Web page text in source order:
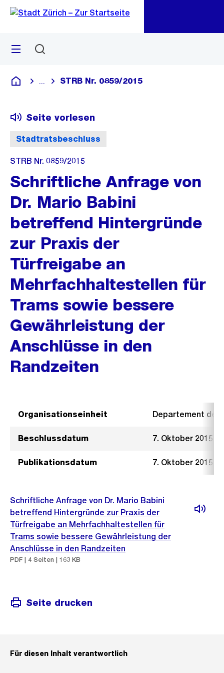
Navigation
Sprunglink
Menü
Deutsch
Blende alle Breadcrumbs ein
STRB Nr. 0859/2015
Stadtratsbeschluss
Seite vorlesen
STRB Nr. 0859/2015
Schriftliche Anfrage von
Dr. Mario Babini
betreffend Hintergründe
zur Praxis der
Türfreigabe an
Mehrfachhaltestellen für
Trams sowie bessere
Gewährleistung der
Anschlüsse in den
Randzeiten
Organisationseinheit Departement der
Beschlussdatum 7. Oktober 2015
Publikationsdatum 7. Oktober 2015
Schriftliche Anfrage von Dr. Mario Babini
betreffend Hintergründe zur Praxis der
Türfreigabe an Mehrfachhaltestellen für
Trams sowie bessere Gewährleistung der
Anschlüsse in den Randzeiten
PDF | 4 Seiten | 163 KB
Seite drucken
Für diesen Inhalt verantwortlich